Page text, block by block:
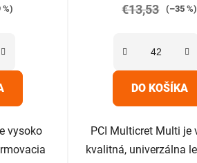
%)
vysoko
4,9
5
€13,53 (–35 %)
DO KOŠÍKA
PCI Multicret Multi je
kvalitná, univerzálna